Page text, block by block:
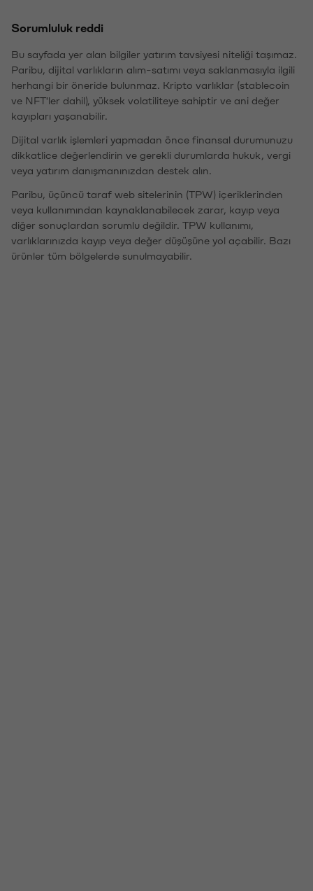
Sorumluluk reddi
Bu sayfada yer alan bilgiler yatırım tavsiyesi niteliği taşımaz.
Paribu, dijital varlıkların alım-satımı veya saklanmasıyla ilgili
herhangi bir öneride bulunmaz. Kripto varlıklar (stablecoin
ve NFT'ler dahil), yüksek volatiliteye sahiptir ve ani değer
kayıpları yaşanabilir.
Dijital varlık işlemleri yapmadan önce finansal durumunuzu
dikkatlice değerlendirin ve gerekli durumlarda hukuk, vergi
veya yatırım danışmanınızdan destek alın.
Paribu, üçüncü taraf web sitelerinin (TPW) içeriklerinden
veya kullanımından kaynaklanabilecek zarar, kayıp veya
diğer sonuçlardan sorumlu değildir. TPW kullanımı,
varlıklarınızda kayıp veya değer düşüşüne yol açabilir. Bazı
ürünler tüm bölgelerde sunulmayabilir.